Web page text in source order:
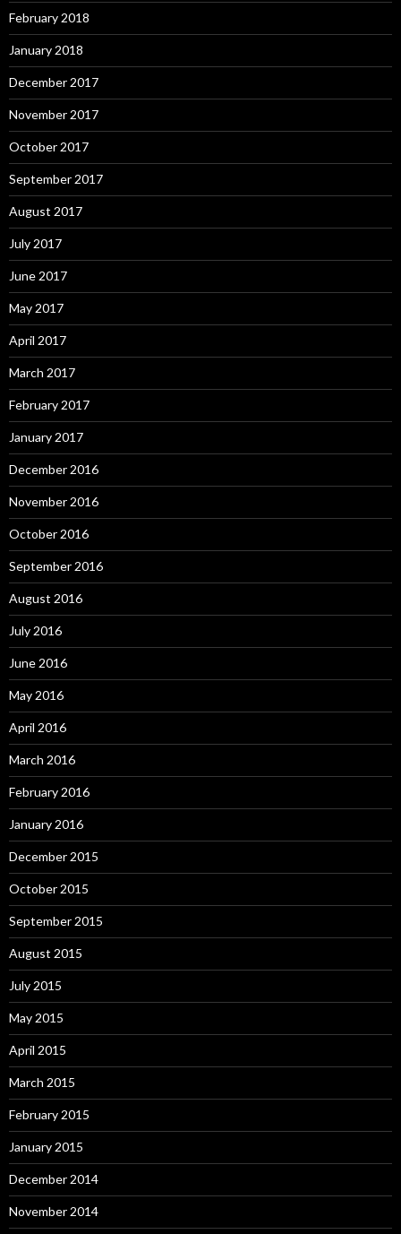
February 2018
January 2018
December 2017
November 2017
October 2017
September 2017
August 2017
July 2017
June 2017
May 2017
April 2017
March 2017
February 2017
January 2017
December 2016
November 2016
October 2016
September 2016
August 2016
July 2016
June 2016
May 2016
April 2016
March 2016
February 2016
January 2016
December 2015
October 2015
September 2015
August 2015
July 2015
May 2015
April 2015
March 2015
February 2015
January 2015
December 2014
November 2014